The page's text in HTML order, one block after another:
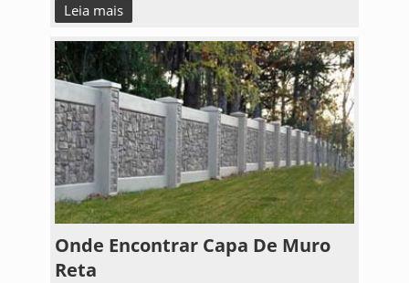
Leia mais
Onde Encontrar Capa De Muro
Reta